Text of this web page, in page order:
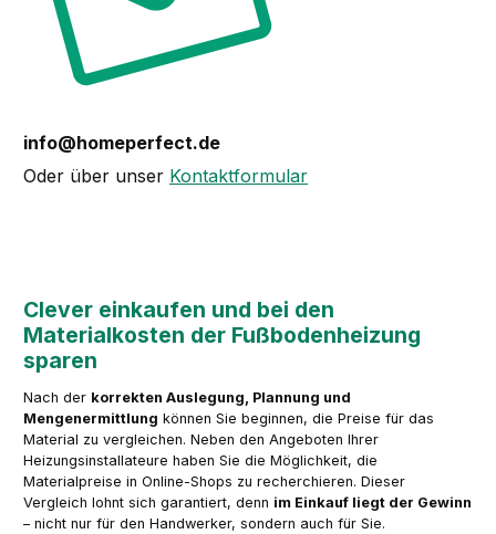
info@homeperfect.de
Oder über unser Kontaktformular
Clever einkaufen und bei den
Materialkosten der Fußbodenheizung
sparen
Nach der korrekten Auslegung, Plannung und
Mengenermittlung können Sie beginnen, die Preise für das
Material zu vergleichen. Neben den Angeboten Ihrer
Heizungsinstallateure haben Sie die Möglichkeit, die
Materialpreise in Online-Shops zu recherchieren. Dieser
Vergleich lohnt sich garantiert, denn im Einkauf liegt der Gewinn
– nicht nur für den Handwerker, sondern auch für Sie.